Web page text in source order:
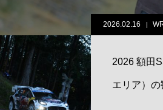
2026 額田SS （千万町楽校観戦
エリア）の観戦情報！！